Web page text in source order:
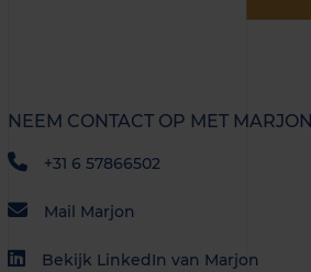
NEEM CONTACT OP MET MARJON
+31 6 57866502
Mail Marjon
Bekijk LinkedIn van Marjon